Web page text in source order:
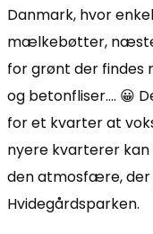
Danmark, hvor
mælkebøtter,
for grønt der
og betonfliser…. 😀
for et kvarter at
nyere kvarterer
den atmosfære,
Hvidegårdsparken.